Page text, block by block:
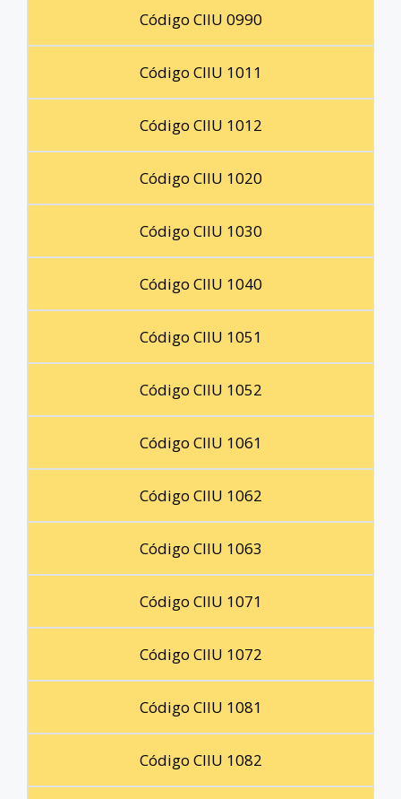
Código CIIU 0990
Código CIIU 1011
Código CIIU 1012
Código CIIU 1020
Código CIIU 1030
Código CIIU 1040
Código CIIU 1051
Código CIIU 1052
Código CIIU 1061
Código CIIU 1062
Código CIIU 1063
Código CIIU 1071
Código CIIU 1072
Código CIIU 1081
Código CIIU 1082